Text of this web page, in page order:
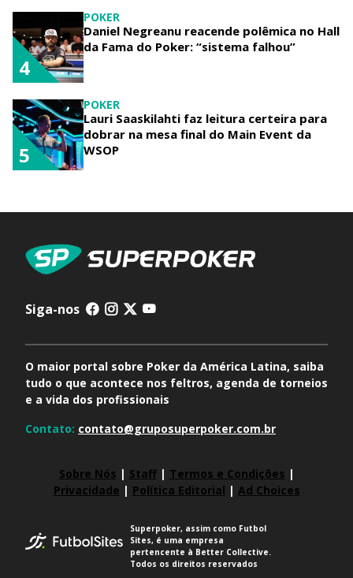
POKER
Daniel Negreanu reacende polêmica no Hall
da Fama do Poker: “sistema falhou”
4
POKER
Lauri Saaskilahti faz leitura certeira para
dobrar na mesa final do Main Event da
WSOP
5
Siga-nos
O maior portal sobre Poker da América Latina, saiba
tudo o que acontece nos feltros, agenda de torneios
e a vida dos profissionais
Contato: contato@gruposuperpoker.com.br
Sobre Nós | Staff| Termos e Condições |
Privacidade | Política Editorial | Ad Choices
Superpoker, assim como Futbol
Sites, é uma empresa
pertencente à Better Collective.
Todos os direitos reservados